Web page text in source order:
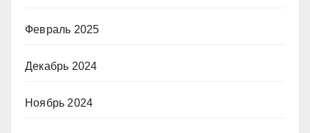
Февраль 2025
Декабрь 2024
Ноябрь 2024